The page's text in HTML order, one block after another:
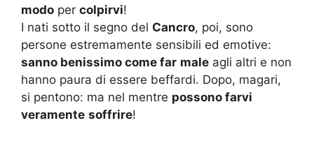
modo per colpirvi!
I nati sotto il segno del Cancro, poi, sono
persone estremamente sensibili ed emotive:
sanno benissimo come far male agli altri e non
hanno paura di essere beffardi. Dopo, magari,
si pentono: ma nel mentre possono farvi
veramente soffrire!